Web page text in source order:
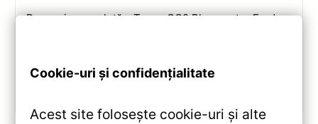
Recenzie completă a Teyes CC2 Plus pentru Ford
Cookie-uri și confidențialitate
Acest site folosește cookie-uri și alte